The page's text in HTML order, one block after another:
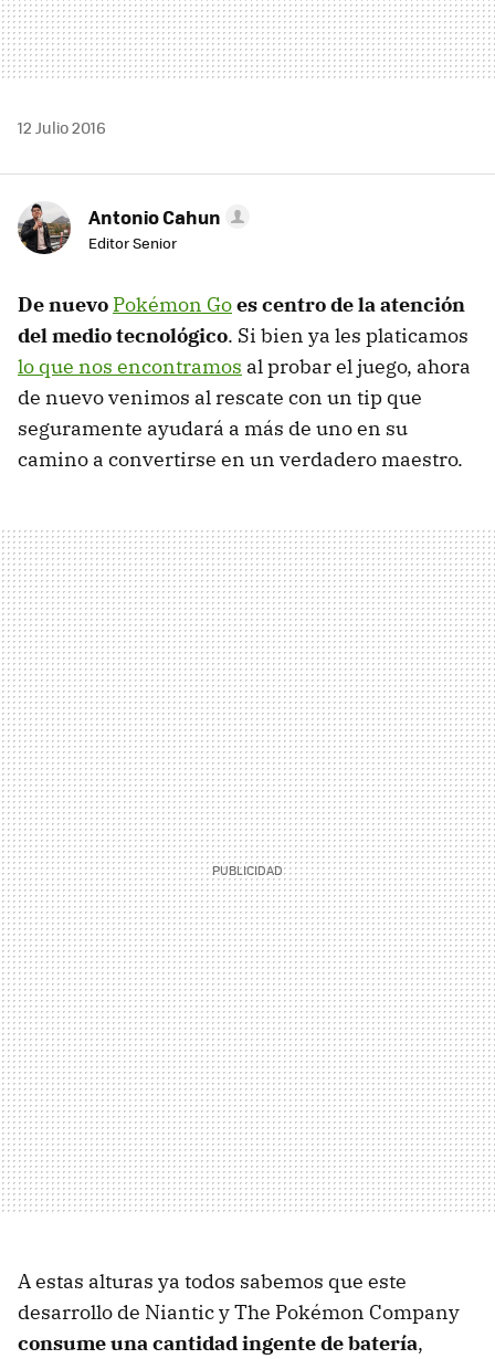
12 Julio 2016
Antonio Cahun
Editor Senior
De nuevo Pokémon Goes centro de la atención
del medio tecnológico. Si bien ya les platicamos
lo que nos encontramos al probar el juego, ahora
de nuevo venimos al rescate con un tip que
seguramente ayudará a más de uno en su
camino a convertirse en un verdadero maestro.
A estas alturas ya todos sabemos que este
desarrollo de Niantic y The Pokémon Company
consume una cantidad ingente de batería,